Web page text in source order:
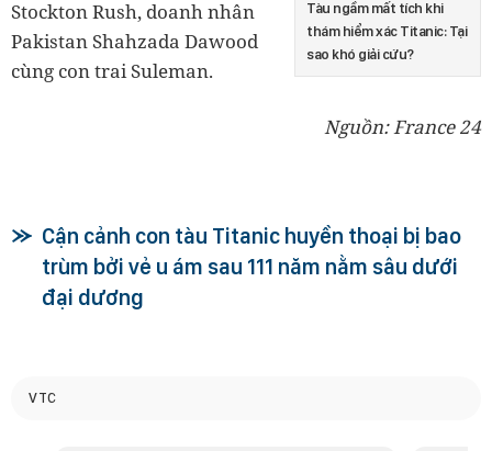
Tàu ngầm mất tích khi
thám hiểm xác Titanic: Tại
sao khó giải cứu?
Stockton Rush, doanh nhân
Pakistan Shahzada Dawood
cùng con trai Suleman.
Nguồn: France 24
Cận cảnh con tàu Titanic huyền thoại bị bao
trùm bởi vẻ u ám sau 111 năm nằm sâu dưới
đại dương
VTC